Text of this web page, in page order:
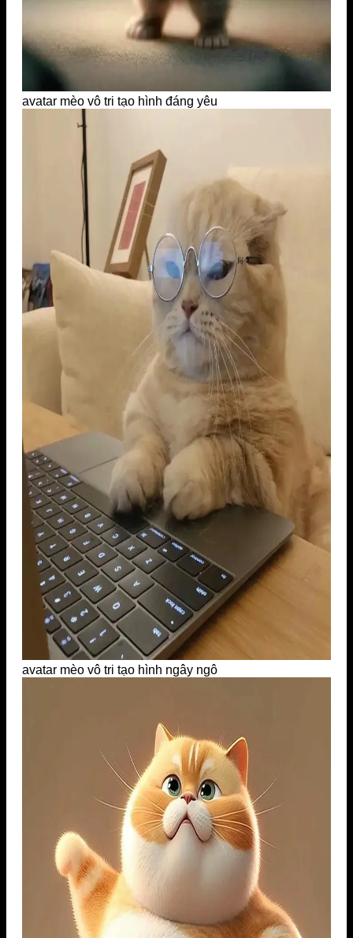
avatar mèo vô tri tạo hình đáng yêu
avatar mèo vô tri tạo hình ngây ngô